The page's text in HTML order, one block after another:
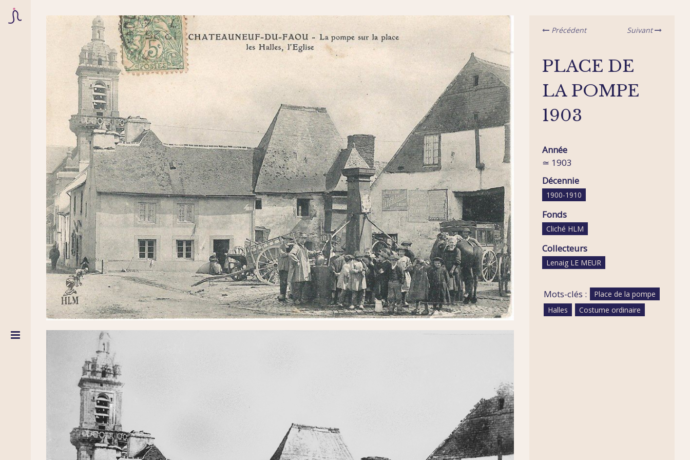
Précédent Suivant
PLACE DE
LA POMPE
1903
Année
≃ 1903
Décennie
1900-1910
Fonds
Cliché HLM
Collecteurs
Lenaig LE MEUR
Mots-clés :
Place de la pompe
Halles
Costume ordinaire